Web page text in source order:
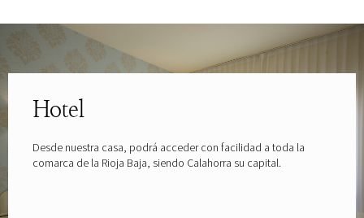
Hotel
Desde nuestra casa, podrá acceder con facilidad a toda la
comarca de la Rioja Baja, siendo Calahorra su capital.